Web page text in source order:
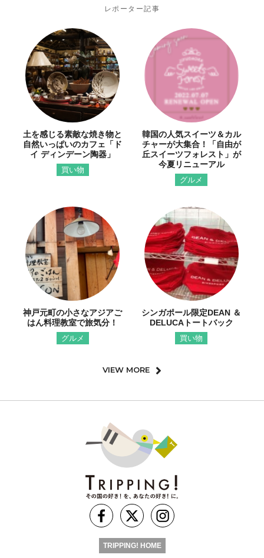
レポーター記事
土を感じる素敵な焼き物と
自然いっぱいのカフェ「ド
イ ディンデーン陶器」
買い物
韓国の人気スイーツ＆カル
チャーが大集合！「自由が
丘スイーツフォレスト」が
今夏リニューアル
グルメ
神戸元町の小さなアジアご
はん料理教室で旅気分！
グルメ
シンガポール限定DEAN ＆
DELUCAトートバック
買い物
VIEW MORE
TRIPPING! HOME